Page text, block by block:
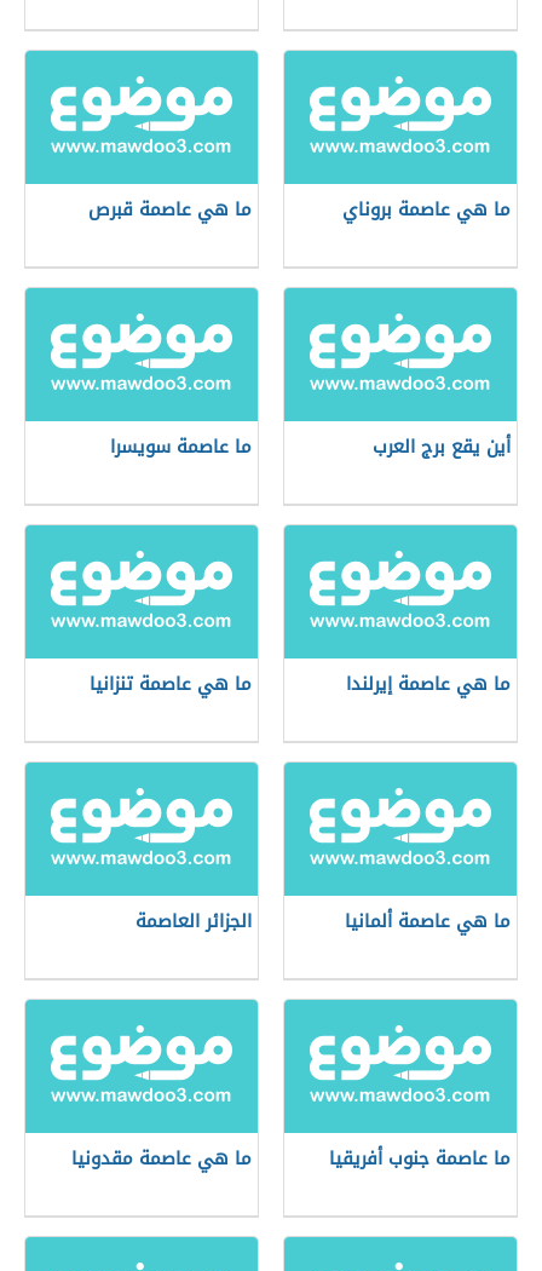
ما هي عاصمة بروناي ما هي عاصمة قبرص
أين يقع برج العرب ما عاصمة سويسرا
ما هي عاصمة إيرلندا ما هي عاصمة تنزانيا
ما هي عاصمة ألمانيا الجزائر العاصمة
ما عاصمة جنوب أفريقيا ما هي عاصمة مقدونيا